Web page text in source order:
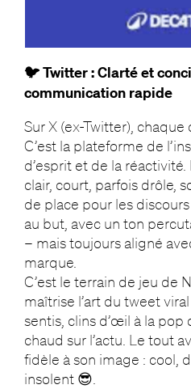
🐦 Twitter : Clarté et
communication rapide
Sur X (ex-Twitter),
C’est la plateforme de
d’esprit et de la
clair, court, parfois drôle,
de place pour les
au but, avec un ton
– mais toujours aligné
marque.
C’est le terrain de jeu de
maîtrise l’art du tweet
sentis, clins d’œil à la pop
chaud sur l’actu. Le tout
fidèle à son image : cool,
insolent 😎.